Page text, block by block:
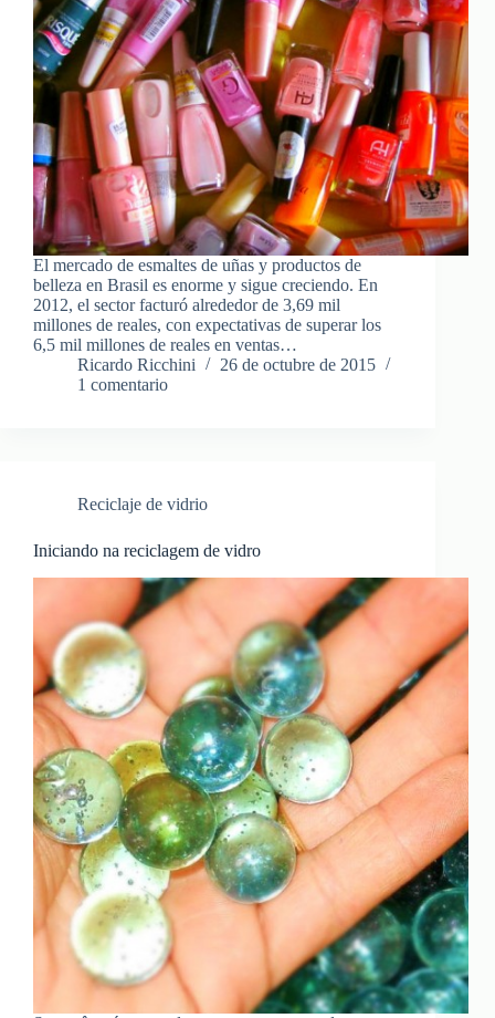
El mercado de esmaltes de uñas y productos de
belleza en Brasil es enorme y sigue creciendo. En
2012, el sector facturó alrededor de 3,69 mil
millones de reales, con expectativas de superar los
6,5 mil millones de reales en ventas…
Ricardo Ricchini
26 de octubre de 2015
1 comentario
Reciclaje de vidrio
Iniciando na reciclagem de vidro